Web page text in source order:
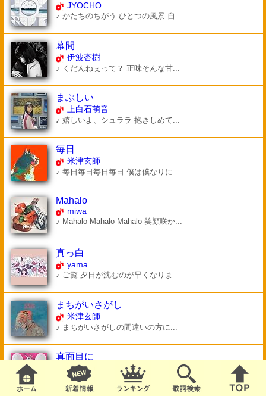
JYOCHO
♪ かたちのちがう ひとつの風景 自...
幕間
伊波杏樹
♪ くだんねぇって？ 正味そんな甘...
まぶしい
上白石萌音
♪ 嬉しいよ、シュララ 抱きしめて...
毎日
米津玄師
♪ 毎日毎日毎日毎日 僕は僕なりに...
Mahalo
miwa
♪ Mahalo Mahalo Mahalo 笑顔咲か...
真っ白
yama
♪ ご覧 夕日が沈むのが早くなりま...
まちがいさがし
米津玄師
♪ まちがいさがしの間違いの方に...
真面目に
キュウソネコカミ
♪ あぁクソめんどくさいよ 人を信...